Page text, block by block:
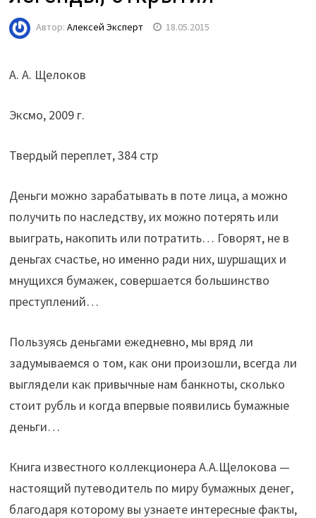
Автор: Алексей Эксперт 18.05.2015
А. А. Щелоков
Эксмо, 2009 г.
Твердый переплет, 384 стр
Деньги можно зарабатывать в поте лица, а можно
получить по наследству, их можно потерять или
выиграть, накопить или потратить… Говорят, не в
деньгах счастье, но именно ради них, шуршащих и
мнущихся бумажек, совершается большинство
преступлений…
Пользуясь деньгами ежедневно, мы вряд ли
задумываемся о том, как они произошли, всегда ли
выглядели как привычные нам банкноты, сколько
стоит рубль и когда впервые появились бумажные
деньги…
Книга известного коллекционера А.А.Щелокова —
настоящий путеводитель по миру бумажных денег,
благодаря которому вы узнаете интересные факты,